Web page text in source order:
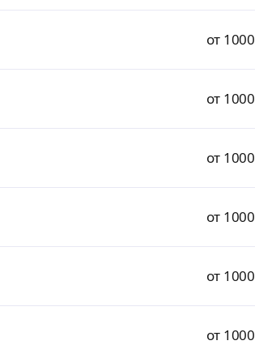
от 1000
от 1000
от 1000
от 1000
от 1000
от 1000